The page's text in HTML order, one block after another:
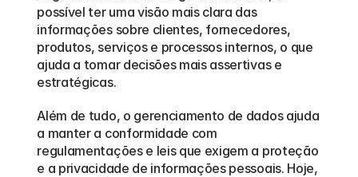
possível ter uma visão mais clara das
informações sobre clientes, fornecedores,
produtos, serviços e processos internos, o que
ajuda a tomar decisões mais assertivas e
estratégicas.
Além de tudo, o gerenciamento de dados ajuda
a manter a conformidade com
regulamentações e leis que exigem a proteção
e a privacidade de informações pessoais. Hoje,